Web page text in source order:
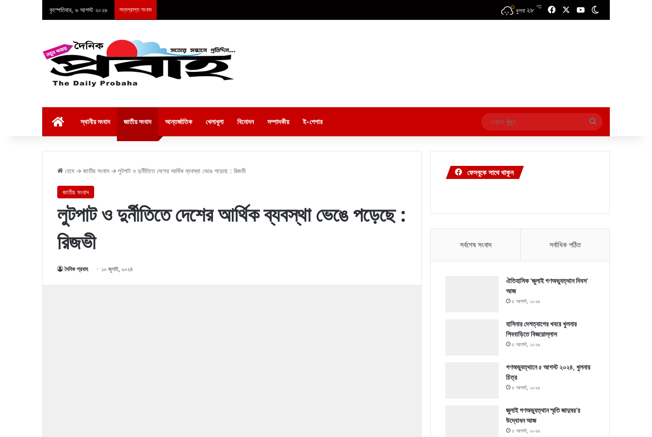
বৃহস্পতিবার, ৬ আগস্ট ২০২৬ সদ্যপ্রাপ্ত সংবাদ খুলনা ২৮ ℃ FacebookYouTube
স্থানীয় সংবাদ জাতীয় সংবাদ আন্তর্জাতিক খেলাধুলা বিনোদন সম্পাদকীয় ই-পেপার
এখানে
খুঁজুন
হোম → জাতীয় সংবাদ → লুটপাট ও দুর্নীতিতে দেশের আর্থিক ব্যবস্থা ভেঙে পড়েছে : রিজভী
জাতীয় সংবাদ
লুটপাট ও দুর্নীতিতে দেশের আর্থিক ব্যবস্থা ভেঙে পড়েছে :
রিজভী
দৈনিক প্রবাহ ১০ জুলাই, ২০২৪
ফেসবুকে সাথে থাকুন
সর্বশেষ সংবাদ সর্বাধিক পঠিত
ঐতিহাসিক ‘জুলাই গণঅভ্যুত্থান দিবস’
আজ
৫ আগস্ট, ২০২৬
হাসিনার দেশত্যাগের খবরে খুলনার
শিববাড়িতে বিজয়োল্লাস
৫ আগস্ট, ২০২৬
গণঅভ্যুত্থানে ৫ আগস্ট ২০২৪, খুলনার
চিত্র
৫ আগস্ট, ২০২৬
জুলাই গণঅভ্যুত্থান স্মৃতি জাদুঘর’র
উদ্বোধন আজ
৫ আগস্ট, ২০২৬